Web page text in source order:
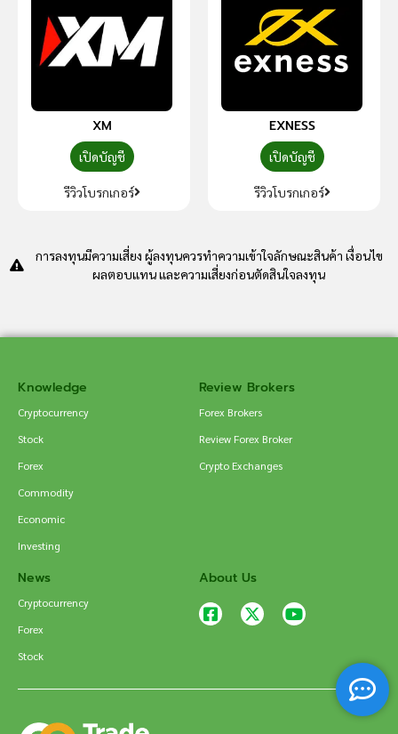
XM
เปิดบัญชี
รีวิวโบรกเกอร์
EXNESS
เปิดบัญชี
รีวิวโบรกเกอร์
การลงทุนมีความเสี่ยง ผู้ลงทุนควรทำความเข้าใจลักษณะสินค้า เงื่อนไข
ผลตอบแทน และความเสี่ยงก่อนตัดสินใจลงทุน
Knowledge
Cryptocurrency
Stock
Forex
Commodity
Economic
Investing
Review Brokers
Forex Brokers
Review Forex Broker
Crypto Exchanges
News
Cryptocurrency
Forex
Stock
About Us